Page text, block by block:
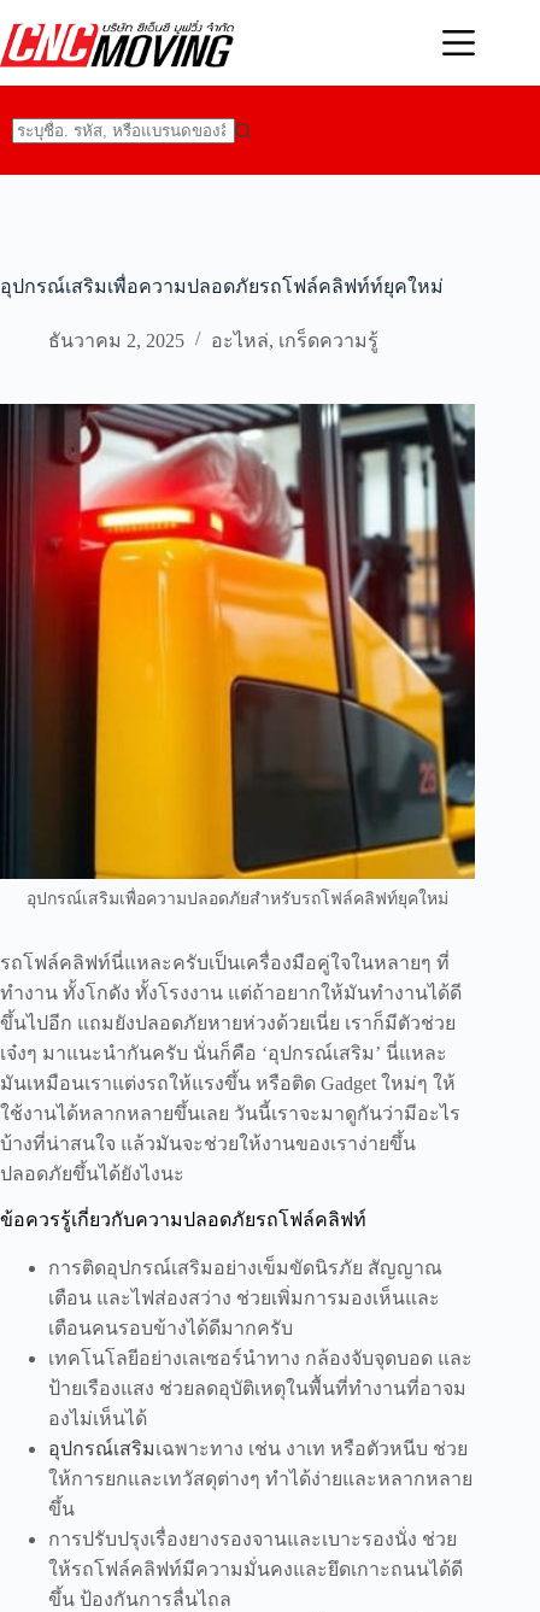
to
content
results
อุปกรณ์เสริมเพื่อความปลอดภัยรถโฟล์คลิฟท์ท์ยุคใหม่
ธันวาคม 2, 2025 อะไหล่, เกร็ดความรู้
อุปกรณ์เสริมเพื่อความปลอดภัยสำหรับรถโฟล์คลิฟท์ยุคใหม่
รถโฟล์คลิฟท์นี่แหละครับเป็นเครื่องมือคู่ใจในหลายๆ ที่
ทำงาน ทั้งโกดัง ทั้งโรงงาน แต่ถ้าอยากให้มันทำงานได้ดี
ขึ้นไปอีก แถมยังปลอดภัยหายห่วงด้วยเนี่ย เราก็มีตัวช่วย
เจ๋งๆ มาแนะนำกันครับ นั่นก็คือ ‘อุปกรณ์เสริม’ นี่แหละ
มันเหมือนเราแต่งรถให้แรงขึ้น หรือติด Gadget ใหม่ๆ ให้
ใช้งานได้หลากหลายขึ้นเลย วันนี้เราจะมาดูกันว่ามีอะไร
บ้างที่น่าสนใจ แล้วมันจะช่วยให้งานของเราง่ายขึ้น
ปลอดภัยขึ้นได้ยังไงนะ
ข้อควรรู้เกี่ยวกับความปลอดภัยรถโฟล์คลิฟท์
การติดอุปกรณ์เสริมอย่างเข็มขัดนิรภัย สัญญาณ
เตือน และไฟส่องสว่าง ช่วยเพิ่มการมองเห็นและ
เตือนคนรอบข้างได้ดีมากครับ
เทคโนโลยีอย่างเลเซอร์นำทาง กล้องจับจุดบอด และ
ป้ายเรืองแสง ช่วยลดอุบัติเหตุในพื้นที่ทำงานที่อาจม
องไม่เห็นได้
อุปกรณ์เสริมเฉพาะทาง เช่น งาเท หรือตัวหนีบ ช่วย
ให้การยกและเทวัสดุต่างๆ ทำได้ง่ายและหลากหลาย
ขึ้น
การปรับปรุงเรื่องยางรองจานและเบาะรองนั่ง ช่วย
ให้รถโฟล์คลิฟท์มีความมั่นคงและยึดเกาะถนนได้ดี
ขึ้น ป้องกันการลื่นไถล